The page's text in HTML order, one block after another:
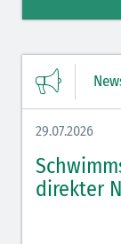
29.07.2026
direkter